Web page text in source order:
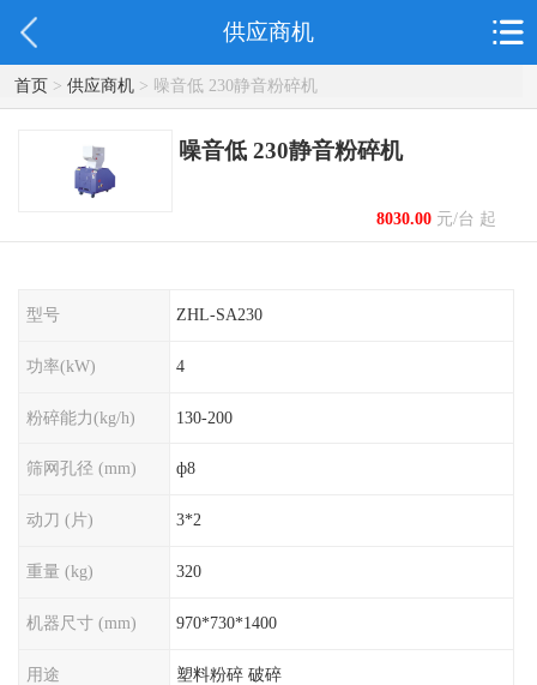
供应商机
首页> 供应商机> 噪音低 230静音粉碎机
噪音低 230静音粉碎机
8030.00元/台 起
型号 ZHL-SA230
功率(kW) 4
粉碎能力(kg/h) 130-200
筛网孔径 (mm) ф8
动刀 (片) 3*2
重量 (kg) 320
机器尺寸 (mm) 970*730*1400
用途 塑料粉碎 破碎